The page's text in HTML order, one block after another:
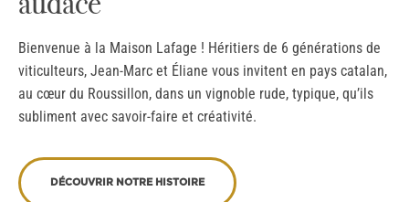
Bienvenue à la Maison Lafage ! Héritiers de 6 générations de
viticulteurs, Jean-Marc et Éliane vous invitent en pays catalan,
au cœur du Roussillon, dans un vignoble rude, typique, qu’ils
subliment avec savoir-faire et créativité.
DÉCOUVRIR NOTRE HISTOIRE